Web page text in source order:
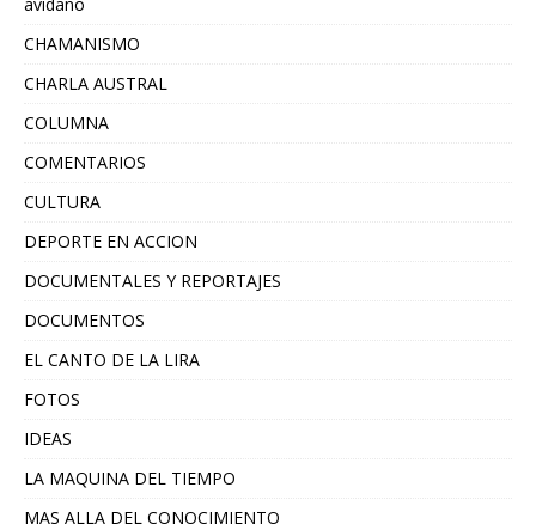
CHAMANISMO
CHARLA AUSTRAL
COLUMNA
COMENTARIOS
CULTURA
DEPORTE EN ACCION
DOCUMENTALES Y REPORTAJES
DOCUMENTOS
EL CANTO DE LA LIRA
FOTOS
IDEAS
LA MAQUINA DEL TIEMPO
MAS ALLA DEL CONOCIMIENTO